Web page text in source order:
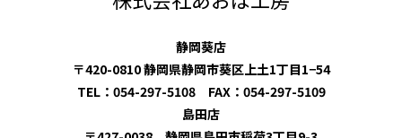
静岡葵店
〒420-0810 静岡県静岡市葵区上土1丁目1−54
TEL：054-297-5108 FAX：054-297-5109
島田店